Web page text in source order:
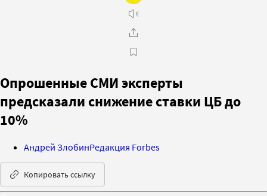
Опрошенные СМИ эксперты
предсказали снижение ставки ЦБ до
10%
Андрей ЗлобинРедакция Forbes
Копировать ссылку